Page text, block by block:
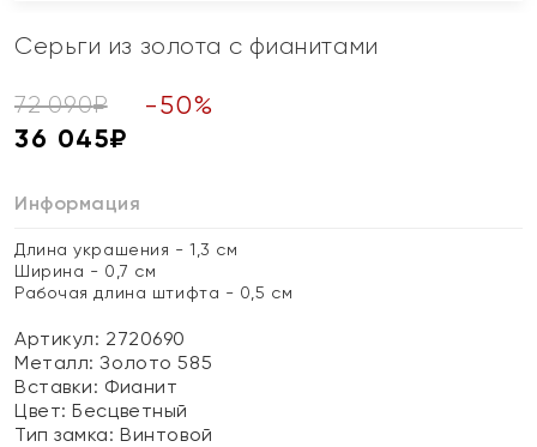
Серьги из золота с фианитами
72 090₽ -50%
36 045₽
Информация
Длина украшения - 1,3 см
Ширина - 0,7 см
Рабочая длина штифта - 0,5 см
Артикул: 2720690
Металл:Золото 585
Вставки: Фианит
Цвет:Бесцветный
Тип замка:Винтовой